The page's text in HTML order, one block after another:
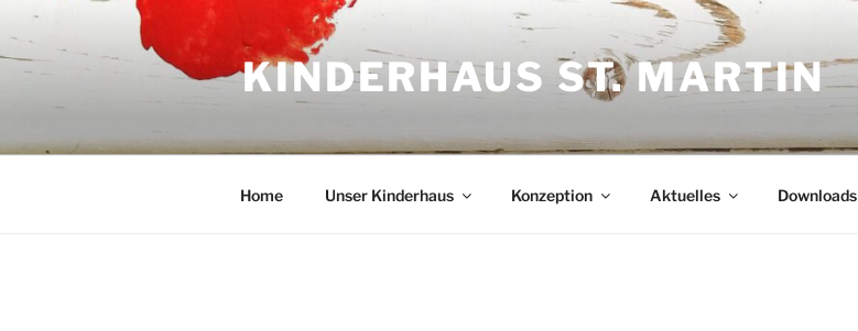
Zum
Inhalt
springen
KINDERHAUS ST. MARTIN
Home Unser Kinderhaus Konzeption Aktuelles Downloads